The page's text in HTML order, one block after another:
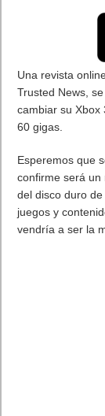
Una revista
Trusted News,
cambiar su Xbox
60 gigas.
Esperemos que
confirme será un
del disco duro
juegos y
vendría a ser la